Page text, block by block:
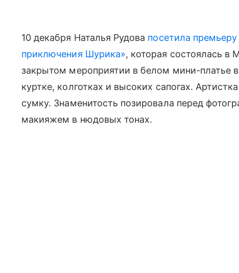
10 декабря Наталья Рудова посетила
приключения Шурика», которая состоялась в
закрытом мероприятии в белом мини-платье
куртке, колготках и высоких сапогах.
сумку. Знаменитость позировала перед
макияжем в нюдовых тонах.